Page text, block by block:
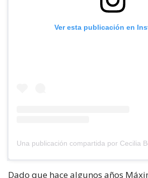
Ver esta publicación en
Dado que hace algunos años